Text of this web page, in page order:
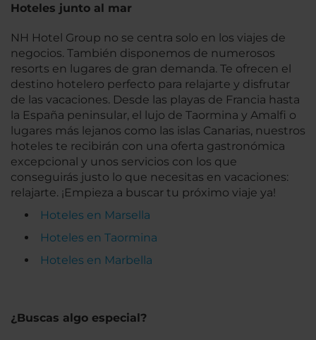
Hoteles junto al mar
NH Hotel Group no se centra solo en los viajes de
negocios. También disponemos de numerosos
resorts en lugares de gran demanda. Te ofrecen el
destino hotelero perfecto para relajarte y disfrutar
de las vacaciones. Desde las playas de Francia hasta
la España peninsular, el lujo de Taormina y Amalfi o
lugares más lejanos como las islas Canarias, nuestros
hoteles te recibirán con una oferta gastronómica
excepcional y unos servicios con los que
conseguirás justo lo que necesitas en vacaciones:
relajarte. ¡Empieza a buscar tu próximo viaje ya!
Hoteles en Marsella
Hoteles en Taormina
Hoteles en Marbella
¿Buscas algo especial?